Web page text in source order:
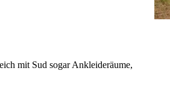
mit Sud sogar Ankleideräume,